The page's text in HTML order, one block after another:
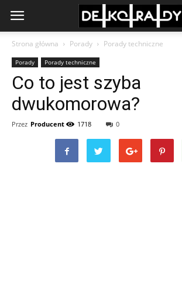
Strona główna Porady Porady techniczne
Porady Porady techniczne
Co to jest szyba
dwukomorowa?
Przez Producent 1718 0